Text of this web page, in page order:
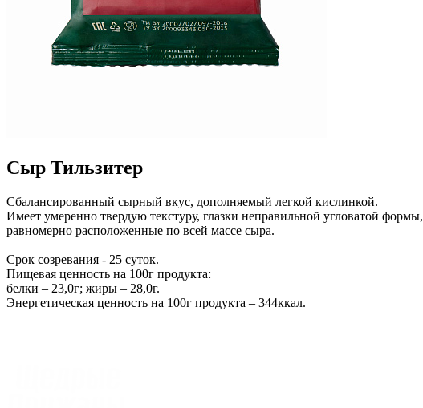
Сыр Тильзитер
Сбалансированный сырный вкус, дополняемый легкой кислинкой.
Имеет умеренно твердую текстуру, глазки неправильной угловатой формы,
равномерно расположенные по всей массе сыра.
Срок созревания - 25 суток.
Пищевая ценность на 100г продукта:
белки – 23,0г; жиры – 28,0г.
Энергетическая ценность на 100г продукта – 344ккал.